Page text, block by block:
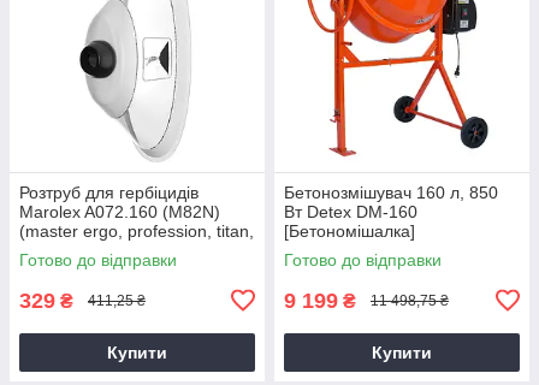
Розтруб для гербіцидів
Marolex A072.160 (M82N)
(master ergo, profession, titan,
x-line)
Готово до відправки
329 ₴ 411,25 ₴
Купити
Бетонозмішувач 160 л, 850
Вт Detex DM-160
[Бетономішалка]
Готово до відправки
9 199 ₴ 11 498,75 ₴
Купити